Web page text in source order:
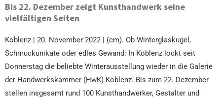
Bis 22. Dezember zeigt Kunsthandwerk seine
vielfältigen Seiten
Koblenz | 20. November 2022 | (cm). Ob Winterglaskugel,
Schmuckunikate oder edles Gewand: In Koblenz lockt seit
Donnerstag die beliebte Winterausstellung wieder in die Galerie
der Handwerkskammer (HwK) Koblenz. Bis zum 22. Dezember
stellen insgesamt rund 100 Kunsthandwerker, Gestalter und